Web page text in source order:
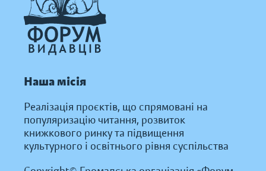
Наша місія
Реалізація проєктів, що спрямовані на
популяризацію читання, розвиток
книжкового ринку та підвищення
культурного і освітнього рівня суспільства